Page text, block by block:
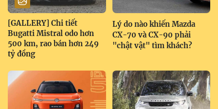
[GALLERY] Chi tiết
Bugatti Mistral odo hơn
500 km, rao bán hơn 249
tỷ đồng
Lý do nào khiến Mazda
CX-70 và CX-90 phải
"chật vật" tìm khách?